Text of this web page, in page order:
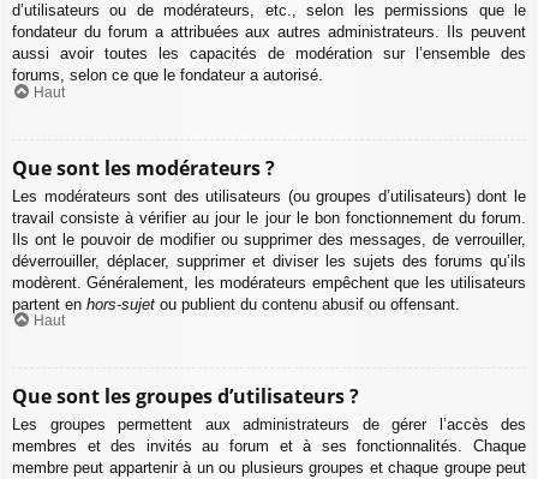
d’utilisateurs ou de modérateurs, etc., selon les permissions que le
fondateur du forum a attribuées aux autres administrateurs. Ils peuvent
aussi avoir toutes les capacités de modération sur l’ensemble des
forums, selon ce que le fondateur a autorisé.
Haut
Que sont les modérateurs ?
Les modérateurs sont des utilisateurs (ou groupes d’utilisateurs) dont le
travail consiste à vérifier au jour le jour le bon fonctionnement du forum.
Ils ont le pouvoir de modifier ou supprimer des messages, de verrouiller,
déverrouiller, déplacer, supprimer et diviser les sujets des forums qu’ils
modèrent. Généralement, les modérateurs empêchent que les utilisateurs
partent en hors-sujet ou publient du contenu abusif ou offensant.
Haut
Que sont les groupes d’utilisateurs ?
Les groupes permettent aux administrateurs de gérer l’accès des
membres et des invités au forum et à ses fonctionnalités. Chaque
membre peut appartenir à un ou plusieurs groupes et chaque groupe peut